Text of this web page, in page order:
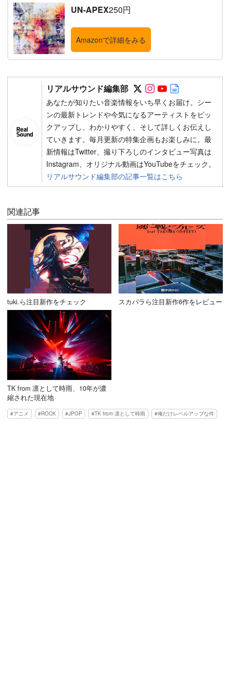
UN-APEX250円
Amazonで詳細をみる
リアルサウンド編集部 Follow on SNS
Follow on SNS
Follow on
あなたが知りたい音楽情報をいち早くお届け。シー
ンの最新トレンドや今気になるアーティストをピッ
クアップし、わかりやすく、そして詳しくお伝えし
ていきます。毎月更新の特集企画もお楽しみに。最
新情報はTwitter、撮り下ろしのインタビュー写真は
Instagram、オリジナル動画はYouTubeをチェック。
リアルサウンド編集部の記事一覧はこちら
関連記事
tuki.ら注目新作をチェック スカパラら注目新作6作をレビュー
TK from 凛として時雨、10年が濃
縮された現在地
アニメ ROCK JPOP TK from 凛として時雨 俺だけレベルアップな件